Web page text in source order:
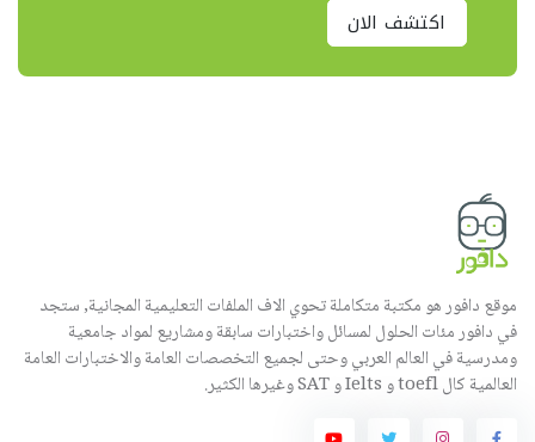
اكتشف الان
موقع دافور هو مكتبة متكاملة تحوي الاف الملفات التعليمية المجانية, ستجد
في دافور مئات الحلول لمسائل واختبارات سابقة ومشاريع لمواد جامعية
ومدرسية في العالم العربي وحتى لجميع التخصصات العامة والاختبارات العامة
العالمية كال toefl و Ielts و SAT وغيرها الكثير.